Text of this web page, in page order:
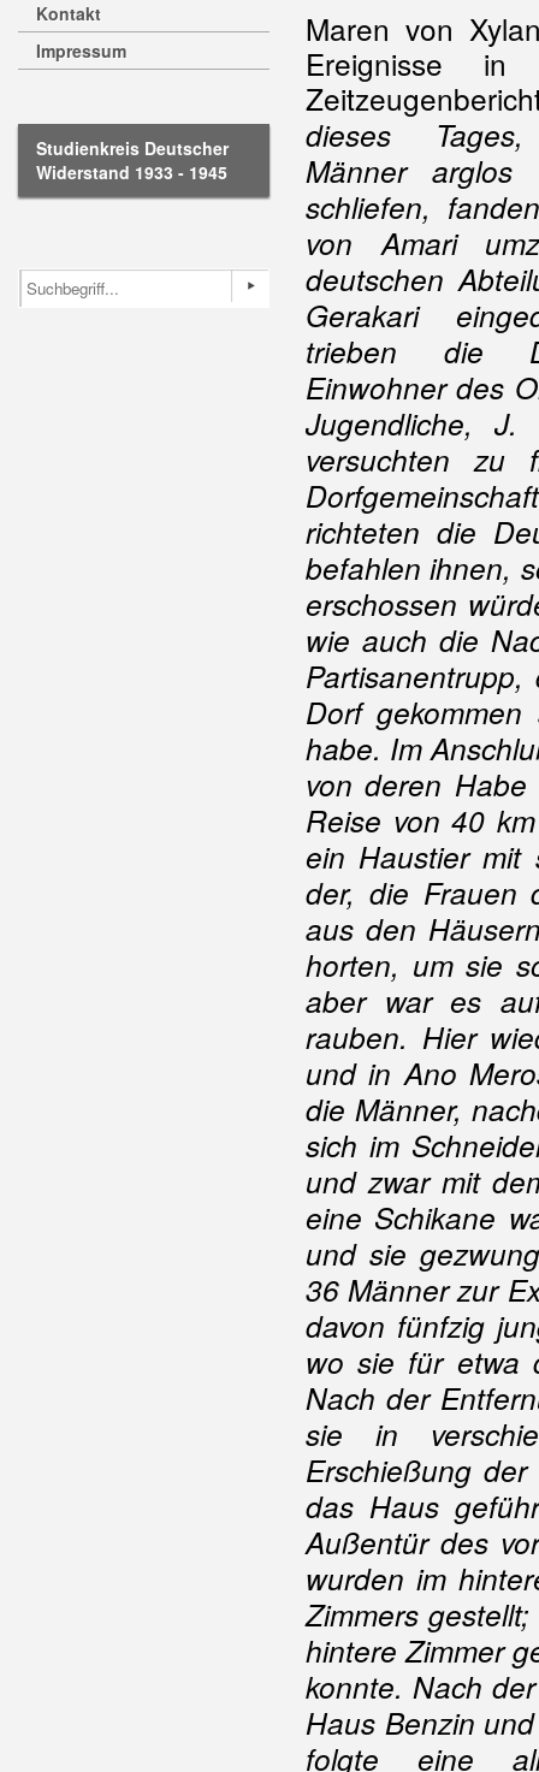
Kontakt
Impressum
Studienkreis Deutscher
Widerstand 1933 - 1945
Maren von
Ereignisse in
dieses
Männer
schliefen,
von Amari
deutschen
Gerakari
trieben die
Einwohner des
Jugendliche, J.
versuchten zu
richteten die
befahlen ihnen,
erschossen
wie auch die
Dorf
habe. Im
von deren
Reise von 40
ein Haustier mit
der, die Frauen
aus den
horten, um sie
aber war es
rauben. Hier
und in Ano
die Männer,
sich im
und zwar mit
eine Schikane
und sie
36 Männer zur
davon fünfzig
wo sie für etwa
Nach der
sie in
Erschießung
das Haus
Außentür des
wurden im
Zimmers
hintere Zimmer
konnte. Nach
Haus Benzin
folgte eine